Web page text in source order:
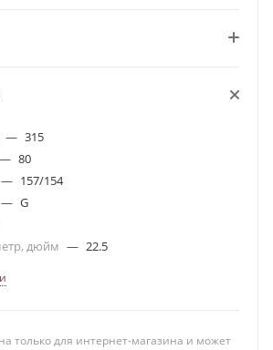
— 315
— 80
— 157/154
— G
дюйм — 22.5
только для интернет-магазина и может